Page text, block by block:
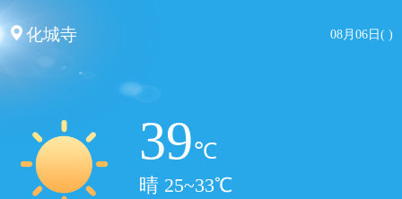
化城寺 08月06日( )
39℃
晴 25~33℃